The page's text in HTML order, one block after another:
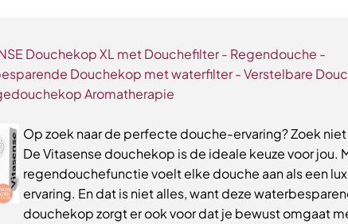
Douchekop XL met Douchefilter - Regendouche -
Douchekop met waterfilter - Verstelbare
Aromatherapie
Op zoek naar de perfecte douche-ervaring? Zoek
De Vitasense douchekop is de ideale keuze voor jou.
regendouchefunctie voelt elke douche aan als een
ervaring. En dat is niet alles, want deze
douchekop zorgt er ook voor dat je bewust omgaat